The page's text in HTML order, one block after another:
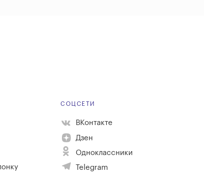
СОЦСЕТИ
ВКонтакте
Дзен
Одноклассники
Telegram